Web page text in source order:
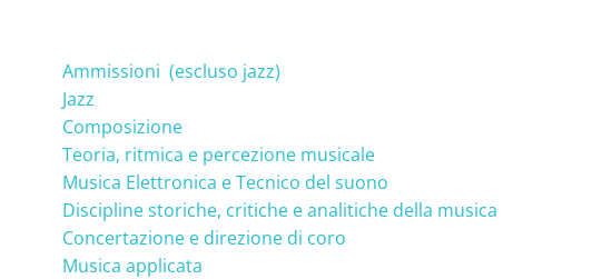
Ammissioni (escluso jazz)
Jazz
Composizione
Teoria, ritmica e percezione musicale
Musica Elettronica e Tecnico del suono
Discipline storiche, critiche e analitiche della musica
Concertazione e direzione di coro
Musica applicata